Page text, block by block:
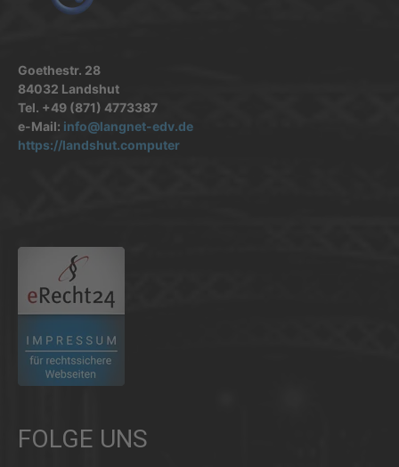
Goethestr. 28
84032 Landshut
Tel. +49 (871) 4773387
e-Mail: info@langnet-edv.de
https://landshut.computer
FOLGE UNS